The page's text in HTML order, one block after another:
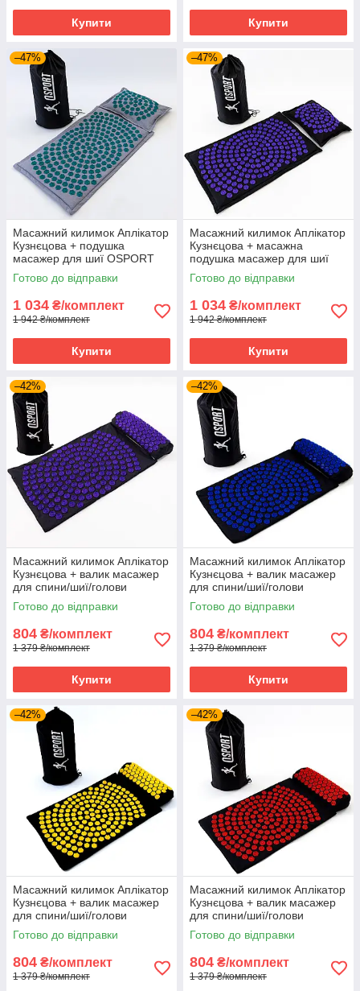
Купити Купити
–47%
Масажний килимок Аплікатор
Кузнєцова + подушка
масажер для шиї OSPORT
Lotus Mat Eco (apl-020) Сіро-
бірюзовий
Готово до відправки
1 034 ₴/комплект
1 942 ₴/комплект
Купити
–47%
Масажний килимок Аплікатор
Кузнєцова + масажна
подушка масажер для шиї
OSPORT Lotus Mat Eco (apl-
020) Чорно-фіолетовий
Готово до відправки
1 034 ₴/комплект
1 942 ₴/комплект
Купити
–42%
Масажний килимок Аплікатор
Кузнєцова + валик масажер
для спини/шиї/голови
OSPORT Lotus Mat Eco (apl-
021) Чорно-фіолетовий
Готово до відправки
804 ₴/комплект
1 379 ₴/комплект
Купити
–42%
Масажний килимок Аплікатор
Кузнєцова + валик масажер
для спини/шиї/голови
OSPORT Lotus Mat Eco (apl-
021) Чорно-синій
Готово до відправки
804 ₴/комплект
1 379 ₴/комплект
Купити
–42%
Масажний килимок Аплікатор
Кузнєцова + валик масажер
для спини/шиї/голови
OSPORT Lotus Mat Eco (apl-
021) Чорно-жовтий
Готово до відправки
804 ₴/комплект
1 379 ₴/комплект
–42%
Масажний килимок Аплікатор
Кузнєцова + валик масажер
для спини/шиї/голови
OSPORT Lotus Mat Eco (apl-
021) Чорно-червоний
Готово до відправки
804 ₴/комплект
1 379 ₴/комплект